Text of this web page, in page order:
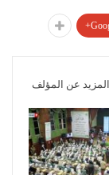
المزيد عن المؤلف